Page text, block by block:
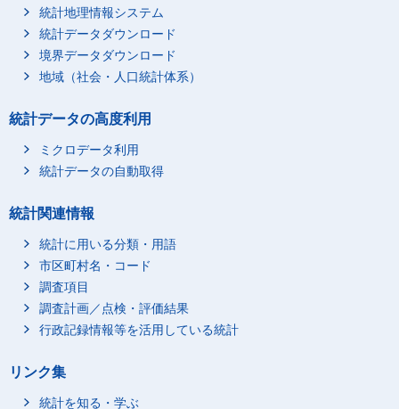
統計地理情報システム
統計データダウンロード
境界データダウンロード
地域（社会・人口統計体系）
統計データの高度利用
ミクロデータ利用
統計データの自動取得
統計関連情報
統計に用いる分類・用語
市区町村名・コード
調査項目
調査計画／点検・評価結果
行政記録情報等を活用している統計
リンク集
統計を知る・学ぶ